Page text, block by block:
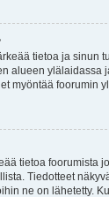
tietoa ja sinun
alueen ylälaidassa
myöntää foorumin
tietoa foorumista
Tiedotteet
ne on lähetetty.